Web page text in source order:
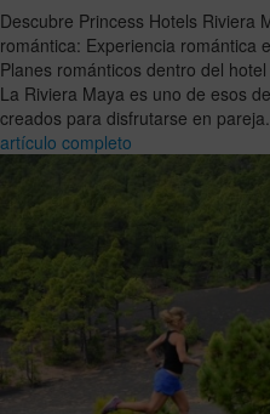
Descubre Princess Hotels Riviera
romántica: Experiencia romántica
Planes románticos dentro del
La Riviera Maya es uno de esos
creados para disfrutarse en
artículo completo